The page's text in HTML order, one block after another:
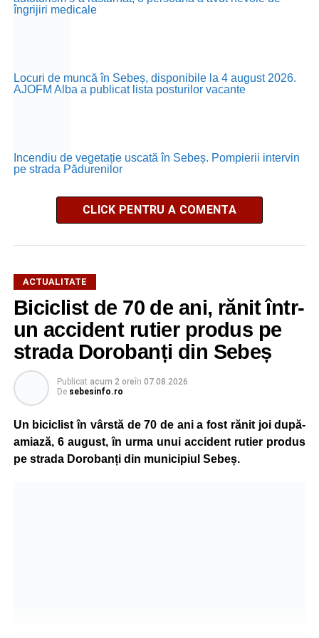
îngrijiri medicale
Locuri de muncă în Sebeș, disponibile la 4 august 2026.
AJOFM Alba a publicat lista posturilor vacante
Incendiu de vegetație uscată în Sebeș. Pompierii intervin
pe strada Pădurenilor
CLICK PENTRU A COMENTA
ACTUALITATE
Biciclist de 70 de ani, rănit într-
un accident rutier produs pe
strada Dorobanți din Sebeș
Publicat acum 2 oreîn 07.08.2026
De sebesinfo.ro
Un biciclist în vârstă de 70 de ani a fost rănit joi după-
amiază, 6 august, în urma unui accident rutier produs
pe strada Dorobanți din municipiul Sebeș.